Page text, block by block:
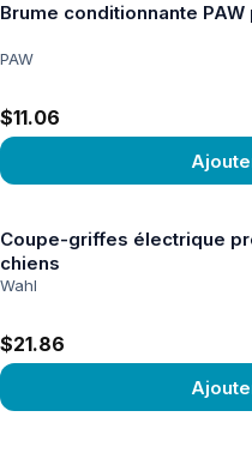
Brume conditionnante
PAW
$11.06
Coupe-griffes électrique
chiens
Wahl
$21.86